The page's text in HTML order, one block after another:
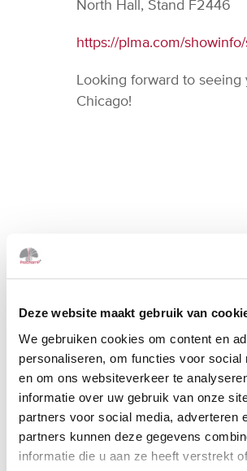
Deze website maakt gebruik van
We gebruiken cookies om content en
personaliseren, om functies voor social
en om ons websiteverkeer te
informatie over uw gebruik van onze
partners voor social media, adverteren
partners kunnen deze gegevens
informatie die u aan ze heeft verstrekt
North Hall, Stand F2446
https://plma.com/
Looking forward to seeing
Chicago!